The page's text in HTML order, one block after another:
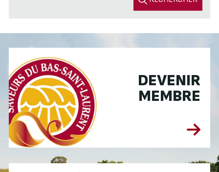
DEVENIR
MEMBRE